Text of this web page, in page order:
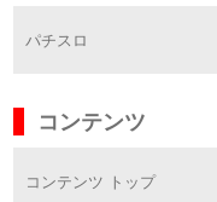
パチスロ
コンテンツ
コンテンツ トップ